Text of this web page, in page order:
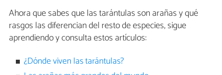
Ahora que sabes que las tarántulas son arañas y qué
rasgos las diferencian del resto de especies, sigue
aprendiendo y consulta estos artículos:
¿Dónde viven las tarántulas?